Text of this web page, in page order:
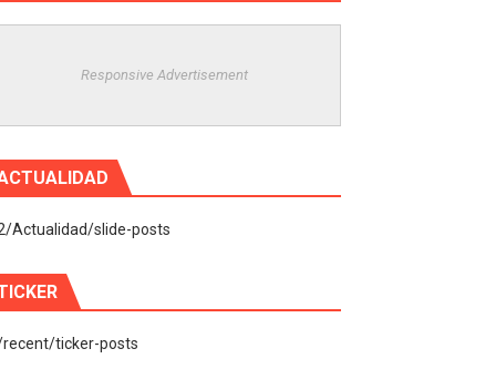
Responsive Advertisement
Actualidad/slide-posts
ticker-posts